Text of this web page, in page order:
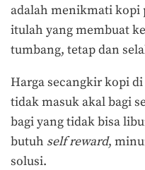
adalah menikmati kopi
itulah yang membuat
tumbang, tetap dan
Harga secangkir kopi di
tidak masuk akal bagi
bagi yang tidak bisa
butuh self reward,
solusi.